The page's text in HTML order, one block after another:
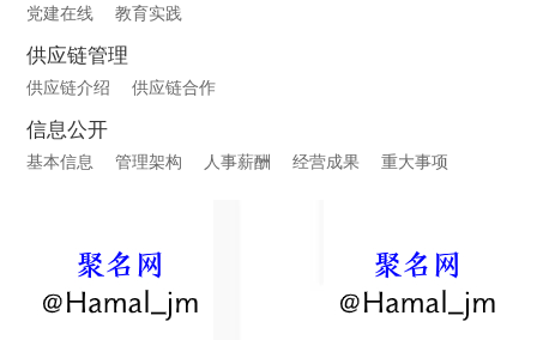
党建在线 教育实践
供应链管理
供应链介绍 供应链合作
信息公开
基本信息 管理架构 人事薪酬 经营成果 重大事项